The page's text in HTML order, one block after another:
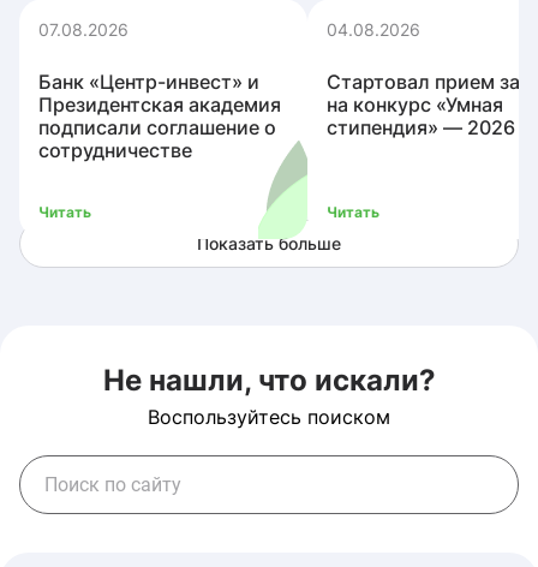
07.08.2026
Банк «Центр-инвест» и
Президентская академия
подписали соглашение о
сотрудничестве
Читать
04.08.2026
Стартовал прием
на конкурс «Умная
стипендия» ― 2026
Читать
Показать больше
Не нашли, что искали?
Воспользуйтесь поиском